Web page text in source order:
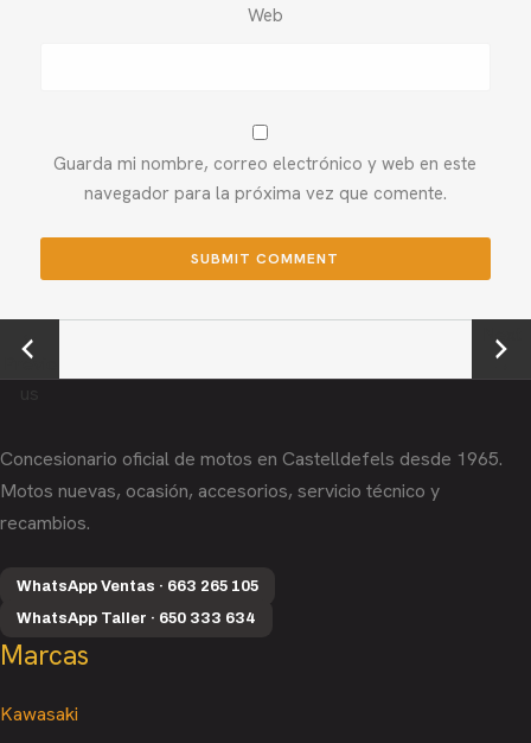
Web
Guarda mi nombre, correo electrónico y web en este
navegador para la próxima vez que comente.
←
Previo
Next
→
Concesionario oficial de motos en Castelldefels desde 1965.
Motos nuevas, ocasión, accesorios, servicio técnico y
recambios.
WhatsApp Ventas · 663 265 105
WhatsApp Taller · 650 333 634
Marcas
Kawasaki